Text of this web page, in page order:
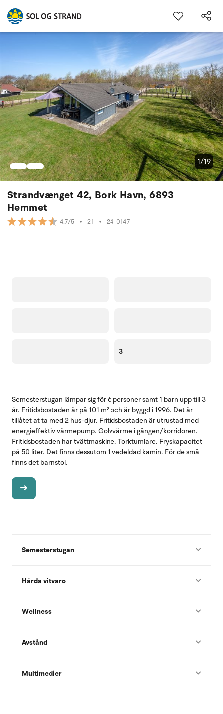
Strandvænget 42, Bork Havn, 6893
Hemmet
4.7/5 • 21 • 24-0147
1/19
3
Semesterstugan lämpar sig för 6 personer samt 1 barn upp till 3
år. Fritidsbostaden är på 101 m² och är byggd i 1996. Det är
tillåtet at ta med 2 hus-djur. Fritidsbostaden är utrustad med
energieffektiv värmepump. Golvvärme i gången/korridoren.
Fritidsbostaden har tvättmaskine. Torktumlare. Fryskapacitet
på 50 liter. Det finns dessutom 1 vedeldad kamin. För de små
finns det barnstol.
Semesterstugan
Hårda vitvaro
Wellness
Avstånd
Multimedier